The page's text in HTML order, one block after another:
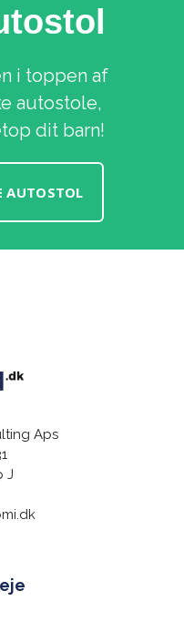
i toppen af
autostole,
dit barn!
AUTOSTOL
Aps
J